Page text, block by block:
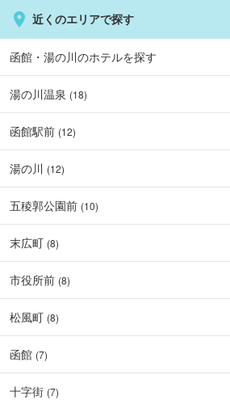
近くのエリアで探す
函館・湯の川のホテルを探す
湯の川温泉 (18)
函館駅前 (12)
湯の川 (12)
五稜郭公園前 (10)
末広町 (8)
市役所前 (8)
松風町 (8)
函館 (7)
十字街 (7)